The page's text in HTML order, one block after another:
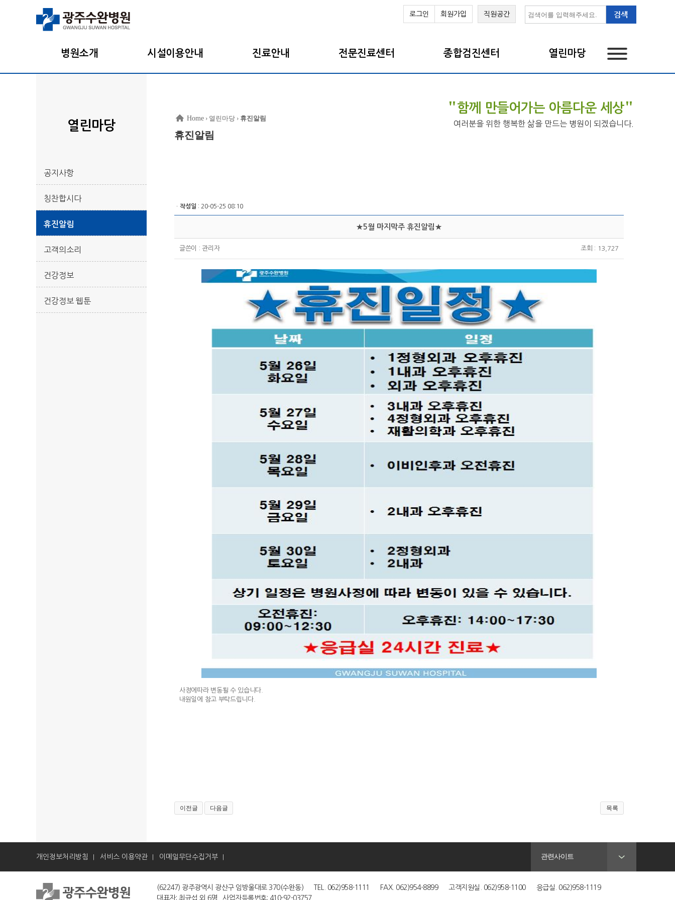
로그인 회원가입 직원공간
병원소개 시설이용안내 진료안내 전문진료센터 종합검진센터 열린마당
열린마당
공지사항
칭찬합시다
휴진알림
고객의소리
건강정보
건강정보 웹툰
"함께 만들어가는 아름다운 세상"
여러분을 위한 행복한 삶을 만드는 병원이 되겠습니다.
Home › 열린마당 › 휴진알림
휴진알림
ㆍ 작성일 : 20-05-25 08:10
★5월 마지막주 휴진알림★
글쓴이 :관리자 조회 : 13,727
사정에따라 변동될 수 있습니다.
내원일에 참고 부탁드립니다.
이전글 다음글 목록
개인정보처리방침 서비스 이용약관 이메일무단수집거부 관련사이트
(62247) 광주광역시 광산구 임방울대로 370(수완동) TEL. 062)958-1111 FAX. 062)954-8899 고객지원실. 062)958-1100 응급실. 062)958-1119
대표자: 최규섭 외 6명 사업자등록번호: 410-92-03757